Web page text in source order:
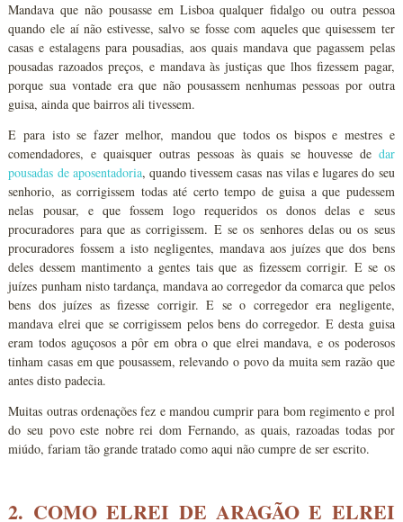
Mandava que não pousasse em Lisboa qualquer fidalgo ou outra pessoa
quando ele aí não estivesse, salvo se fosse com aqueles que quisessem ter
casas e estalagens para pousadias, aos quais mandava que pagassem pelas
pousadas razoados preços, e mandava às justiças que lhos fizessem pagar,
porque sua vontade era que não pousassem nenhumas pessoas por outra
guisa, ainda que bairros ali tivessem.
E para isto se fazer melhor, mandou que todos os bispos e mestres e
comendadores, e quaisquer outras pessoas às quais se houvesse de dar
pousadas de aposentadoria, quando tivessem casas nas vilas e lugares do seu
senhorio, as corrigissem todas até certo tempo de guisa a que pudessem
nelas pousar, e que fossem logo requeridos os donos delas e seus
procuradores para que as corrigissem. E se os senhores delas ou os seus
procuradores fossem a isto negligentes, mandava aos juízes que dos bens
deles dessem mantimento a gentes tais que as fizessem corrigir. E se os
juízes punham nisto tardança, mandava ao corregedor da comarca que pelos
bens dos juízes as fizesse corrigir. E se o corregedor era negligente,
mandava elrei que se corrigissem pelos bens do corregedor. E desta guisa
eram todos aguçosos a pôr em obra o que elrei mandava, e os poderosos
tinham casas em que pousassem, relevando o povo da muita sem razão que
antes disto padecia.
Muitas outras ordenações fez e mandou cumprir para bom regimento e prol
do seu povo este nobre rei dom Fernando, as quais, razoadas todas por
miúdo, fariam tão grande tratado como aqui não cumpre de ser escrito.
2. COMO ELREI DE ARAGÃO E ELREI